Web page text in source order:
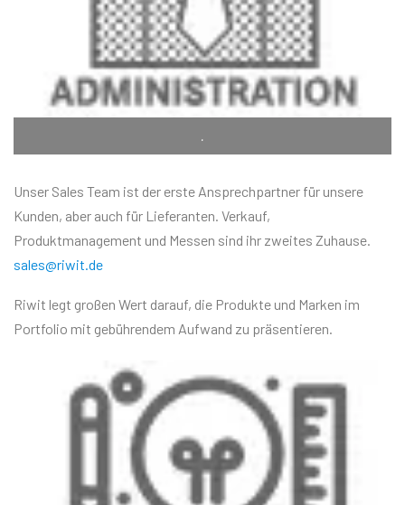
.
Unser Sales Team ist der erste Ansprechpartner für unsere
Kunden, aber auch für Lieferanten. Verkauf,
Produktmanagement und Messen sind ihr zweites Zuhause.
sales@riwit.de
Riwit legt großen Wert darauf, die Produkte und Marken im
Portfolio mit gebührendem Aufwand zu präsentieren.